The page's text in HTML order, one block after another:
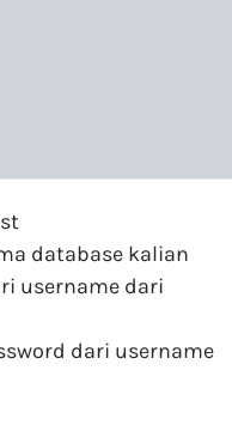
database kalian
username dari
dari username